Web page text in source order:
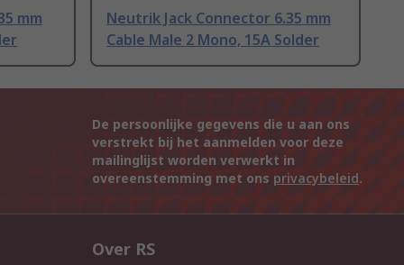
mm
Neutrik Jack Connector 6.35 mm
Cable Male 2 Mono, 15A Solder
De persoonlijke gegevens die u aan ons
verstrekt bij het aanmelden voor deze
mailinglijst worden verwerkt in
overeenstemming met ons privacybeleid.
Over RS